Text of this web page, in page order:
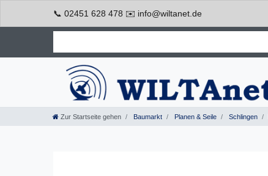
📞 02451 628 478 ✉️ info@wiltanet.de
Zur Startseite gehen Baumarkt Planen & Seile Schlingen